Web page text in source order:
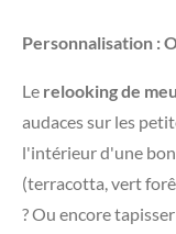
Personnalisation :
​Le relooking de
audaces sur les
l'intérieur d'une
(terracotta, vert
? Ou encore